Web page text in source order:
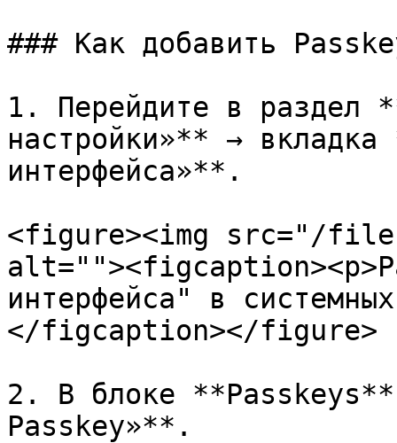
### Как добавить
1. Перейдите в раздел
настройки»** → вкладка
интерфейса»**.
<figure><img src="/files/
интерфейса" в
</figcaption></figure>
2. В блоке
Passkey»**.